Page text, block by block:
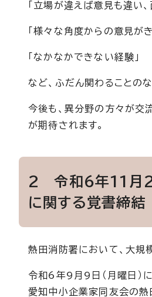
「立場が違えば意見も違い、
「様々な角度からの意見が
「なかなかできない経験」
など、ふだん関わることの
今後も、異分野の方々が交
が期待されます。
2 令和6年11月25
に関する覚書締結
熱田消防署において、大規
令和6年9月9日（月曜日）
愛知中小企業家同友会の熱